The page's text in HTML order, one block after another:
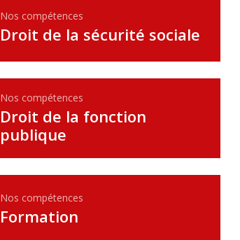
Nos compétences
Droit de la sécurité sociale
Nos compétences
Droit de la fonction
publique
Nos compétences
Formation